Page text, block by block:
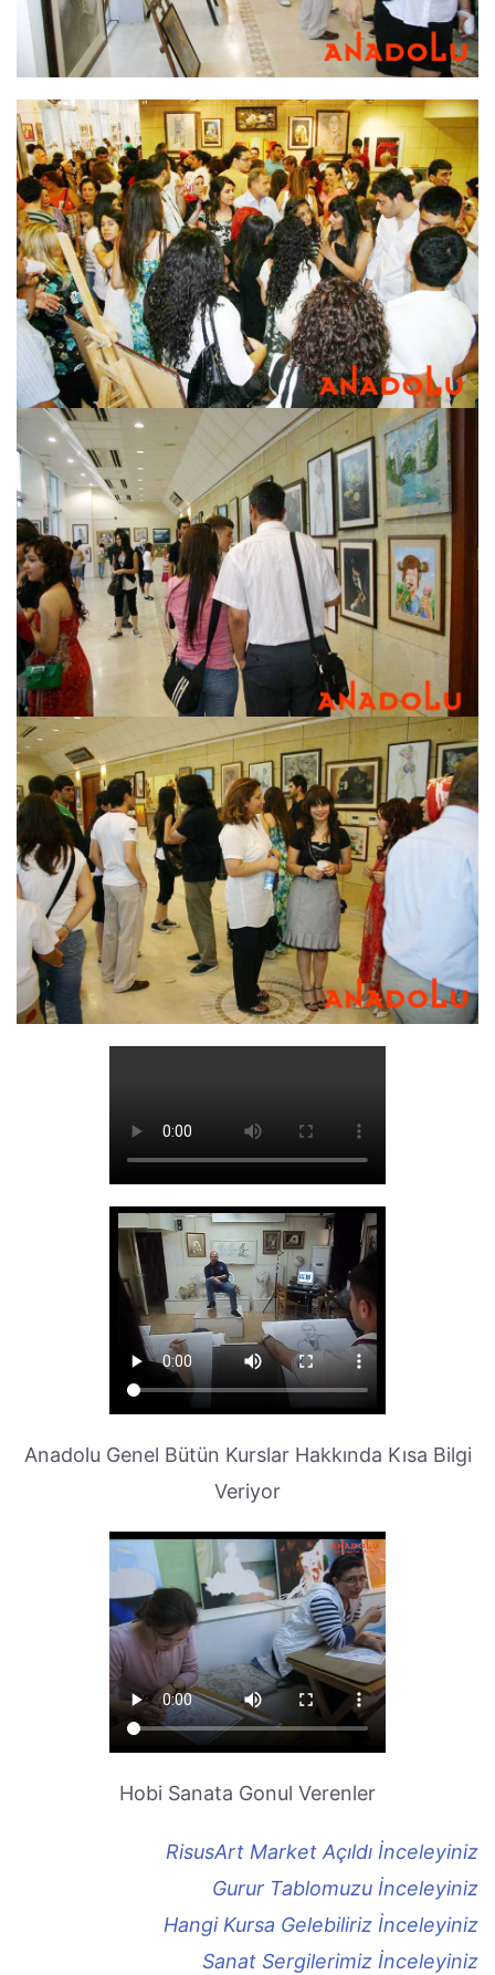
Anadolu Genel Bütün Kurslar Hakkında Kısa Bilgi
Veriyor
Hobi Sanata Gonul Verenler
RisusArt Market Açıldı İnceleyiniz
Gurur Tablomuzu İnceleyiniz
Hangi Kursa Gelebiliriz İnceleyiniz
Sanat Sergilerimiz İnceleyiniz